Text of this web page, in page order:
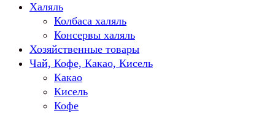
Халяль
Колбаса халяль
Консервы халяль
Хозяйственные товары
Чай, Кофе, Какао, Кисель
Какао
Кисель
Кофе